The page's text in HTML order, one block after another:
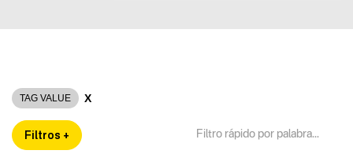
TAG VALUE X
Filtros +